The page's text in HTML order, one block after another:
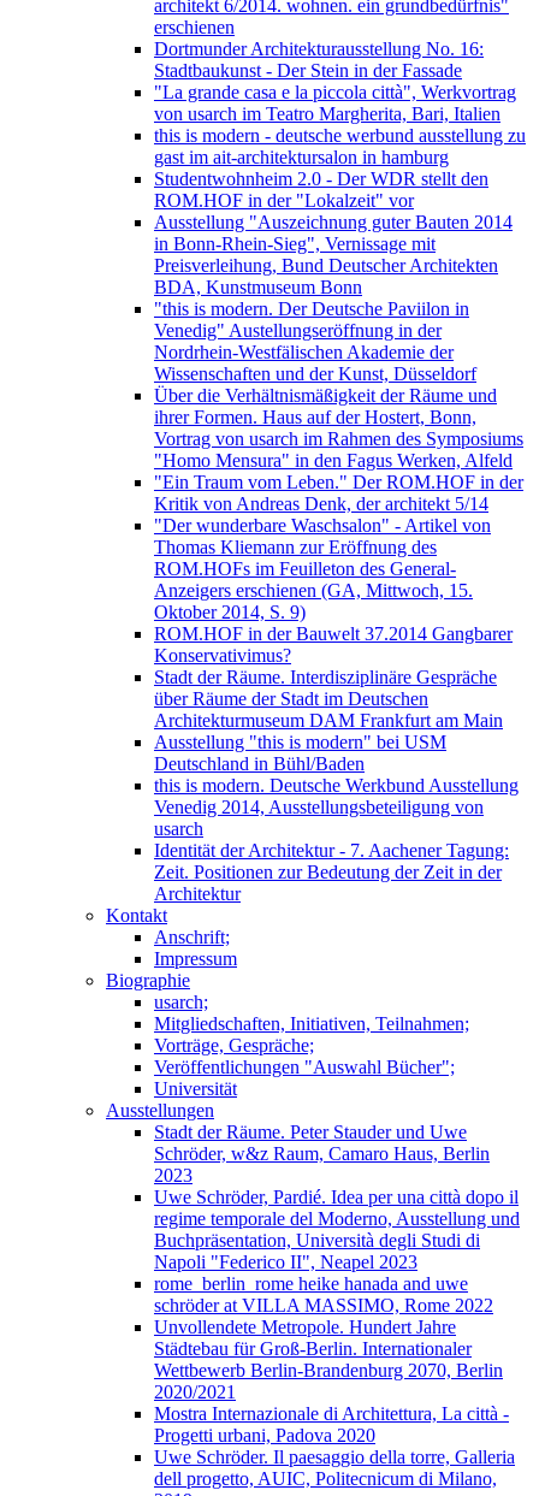
architekt 6/2014. wohnen. ein grundbedürfnis"
erschienen
Dortmunder Architekturausstellung No. 16:
Stadtbaukunst - Der Stein in der Fassade
"La grande casa e la piccola città", Werkvortrag
von usarch im Teatro Margherita, Bari, Italien
this is modern - deutsche werbund ausstellung zu
gast im ait-architektursalon in hamburg
Studentwohnheim 2.0 - Der WDR stellt den
ROM.HOF in der "Lokalzeit" vor
Ausstellung "Auszeichnung guter Bauten 2014
in Bonn-Rhein-Sieg", Vernissage mit
Preisverleihung, Bund Deutscher Architekten
BDA, Kunstmuseum Bonn
"this is modern. Der Deutsche Paviilon in
Venedig" Austellungseröffnung in der
Nordrhein-Westfälischen Akademie der
Wissenschaften und der Kunst, Düsseldorf
Über die Verhältnismäßigkeit der Räume und
ihrer Formen. Haus auf der Hostert, Bonn,
Vortrag von usarch im Rahmen des Symposiums
"Homo Mensura" in den Fagus Werken, Alfeld
"Ein Traum vom Leben." Der ROM.HOF in der
Kritik von Andreas Denk, der architekt 5/14
"Der wunderbare Waschsalon" - Artikel von
Thomas Kliemann zur Eröffnung des
ROM.HOFs im Feuilleton des General-
Anzeigers erschienen (GA, Mittwoch, 15.
Oktober 2014, S. 9)
ROM.HOF in der Bauwelt 37.2014 Gangbarer
Konservativimus?
Stadt der Räume. Interdisziplinäre Gespräche
über Räume der Stadt im Deutschen
Architekturmuseum DAM Frankfurt am Main
Ausstellung "this is modern" bei USM
Deutschland in Bühl/Baden
this is modern. Deutsche Werkbund Ausstellung
Venedig 2014, Ausstellungsbeteiligung von
usarch
Identität der Architektur - 7. Aachener Tagung:
Zeit. Positionen zur Bedeutung der Zeit in der
Architektur
Kontakt
Anschrift;
Impressum
Biographie
usarch;
Mitgliedschaften, Initiativen, Teilnahmen;
Vorträge, Gespräche;
Veröffentlichungen "Auswahl Bücher";
Universität
Ausstellungen
Stadt der Räume. Peter Stauder und Uwe
Schröder, w&z Raum, Camaro Haus, Berlin
2023
Uwe Schröder, Pardié. Idea per una città dopo il
regime temporale del Moderno, Ausstellung und
Buchpräsentation, Università degli Studi di
Napoli "Federico II", Neapel 2023
rome_berlin_rome heike hanada and uwe
schröder at VILLA MASSIMO, Rome 2022
Unvollendete Metropole. Hundert Jahre
Städtebau für Groß-Berlin. Internationaler
Wettbewerb Berlin-Brandenburg 2070, Berlin
2020/2021
Mostra Internazionale di Architettura, La città -
Progetti urbani, Padova 2020
Uwe Schröder. Il paesaggio della torre, Galleria
dell progetto, AUIC, Politecnicum di Milano,